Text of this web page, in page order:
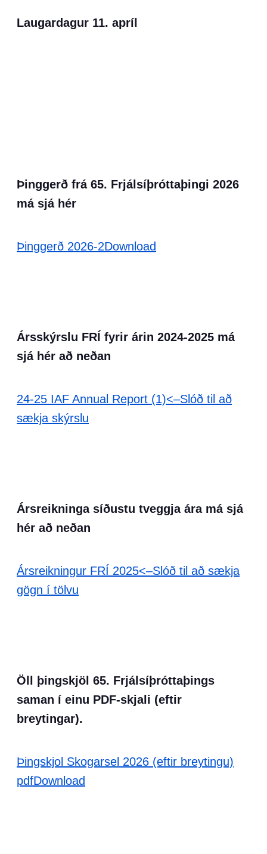
Laugardagur 11. apríl
Þinggerð frá 65. Frjálsíþróttaþingi 2026
má sjá hér
Þinggerð 2026-2Download
Ársskýrslu FRÍ fyrir árin 2024-2025 má
sjá hér að neðan
24-25 IAF Annual Report (1)<–Slóð til að
sækja skýrslu
Ársreikninga síðustu tveggja ára má sjá
hér að neðan
Ársreikningur FRÍ 2025<–Slóð til að sækja
gögn í tölvu
Öll þingskjöl 65. Frjálsíþróttaþings
saman í einu PDF-skjali (eftir
breytingar).
Þingskjol Skogarsel 2026 (eftir breytingu)
pdfDownload